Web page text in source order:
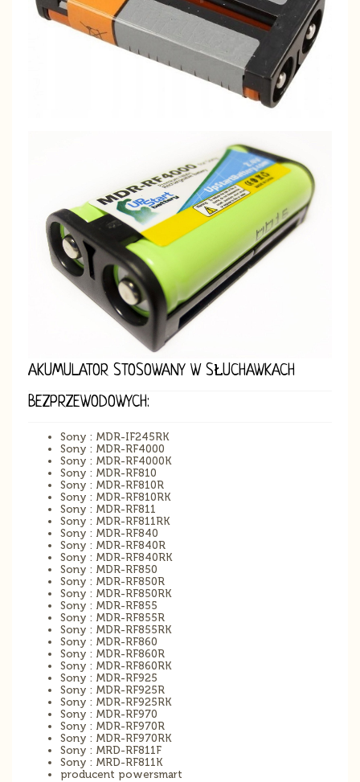
AKUMULATOR STOSOWANY W SŁUCHAWKACH
BEZPRZEWODOWYCH:
Sony : MDR-IF245RK
Sony : MDR-RF4000
Sony : MDR-RF4000K
Sony : MDR-RF810
Sony : MDR-RF810R
Sony : MDR-RF810RK
Sony : MDR-RF811
Sony : MDR-RF811RK
Sony : MDR-RF840
Sony : MDR-RF840R
Sony : MDR-RF840RK
Sony : MDR-RF850
Sony : MDR-RF850R
Sony : MDR-RF850RK
Sony : MDR-RF855
Sony : MDR-RF855R
Sony : MDR-RF855RK
Sony : MDR-RF860
Sony : MDR-RF860R
Sony : MDR-RF860RK
Sony : MDR-RF925
Sony : MDR-RF925R
Sony : MDR-RF925RK
Sony : MDR-RF970
Sony : MDR-RF970R
Sony : MDR-RF970RK
Sony : MRD-RF811F
Sony : MRD-RF811K
producent powersmart